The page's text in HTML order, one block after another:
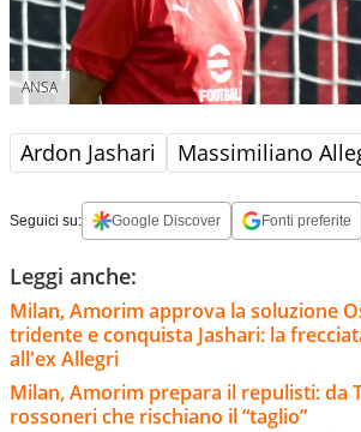
ANSA
Ardon Jashari Massimiliano
Seguici su: Google Discover Fonti preferite
Leggi anche:
Milan, Amorim approva la soluzione
tridente e conquista Jashari: la
all'ex Allegri
Milan, Amorim prepara il repulisti: da
rossoneri che rischiano il “taglio”